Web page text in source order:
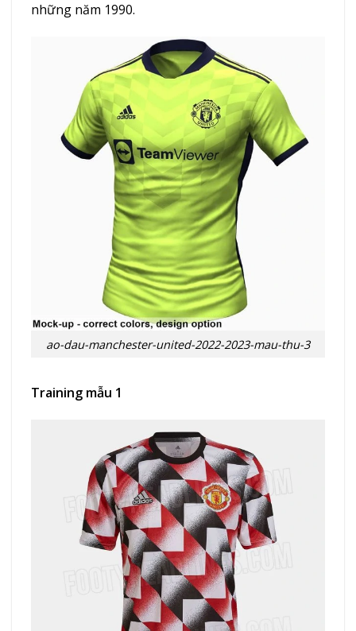
những năm 1990.
ao-dau-manchester-united-2022-2023-mau-thu-3
Training mẫu 1